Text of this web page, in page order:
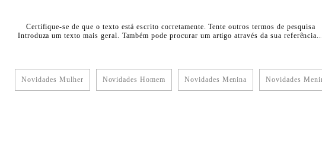
Certifique-se de que o texto está escrito corretamente. Tente outros termos de pesquisa
Introduza um texto mais geral. Também pode procurar um artigo através da sua referência...
Novidades Mulher Novidades Homem Novidades Menina Novidades